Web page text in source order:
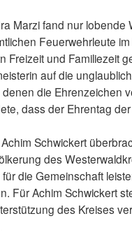
Marzi fand nur
Feuerwehrleute
Freizeit und Familiezeit
auf die
die Ehrenzeichen
dass der Ehrentag
Schwickert
des
die Gemeinschaft
Für Achim Schwickert
des Kreises